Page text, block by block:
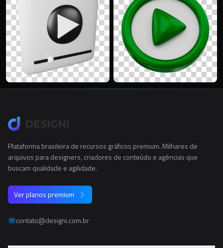
Plataforma brasileira de recursos gráficos premium. Milhares de
arquivos para designers, criadores de conteúdo e agências que
buscam qualidade e agilidade.
Ver planos premium
contato@designi.com.br